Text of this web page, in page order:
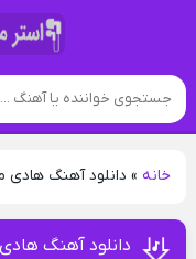
خانه» دانلود آهنگ
دانلود آهنگ